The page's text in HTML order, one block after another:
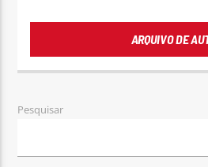
ARQUIVO DE
Pesquisar